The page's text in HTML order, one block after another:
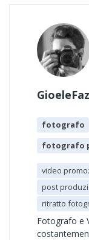
fotografo
fotografo
video
post
ritratto
Fotografo e